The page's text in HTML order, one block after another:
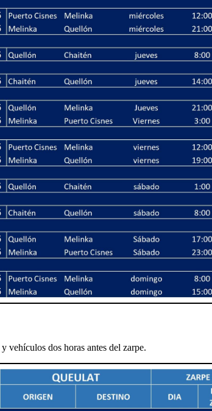
y vehículos dos horas antes del zarpe.